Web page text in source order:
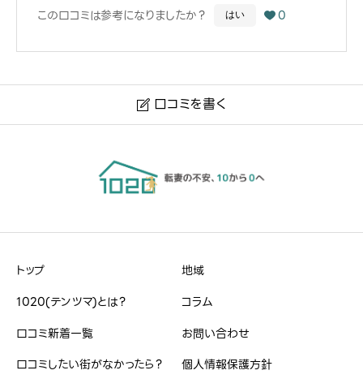
周辺には地域密着型のスーパーが２つほどあり安くて美味
しいものが手に入ります。
とに児童館もありますが、職員様が母親に寄り添った雰囲
気と対応でとても利用しやすいです。
１番推したいところは周辺の小児科が素晴らしいところで
す。Google口コミでも高い評価を得ているところですが、
児科です。当小児科以外でも良い小児科が数院あり子ども
を育てるには安心度が高い地域だと感じます。
この口コミは参考になりましたか？ はい  0
 口コミを書く
ハンドルネーム
※本名や誤解される名前はご遠慮ください。
治安・雰囲気
トップ
1020(テンツマ)とは？
口コミ新着一覧
口コミしたい街がなかったら？
地域
コラム
お問い合わせ
個人情報保護方針